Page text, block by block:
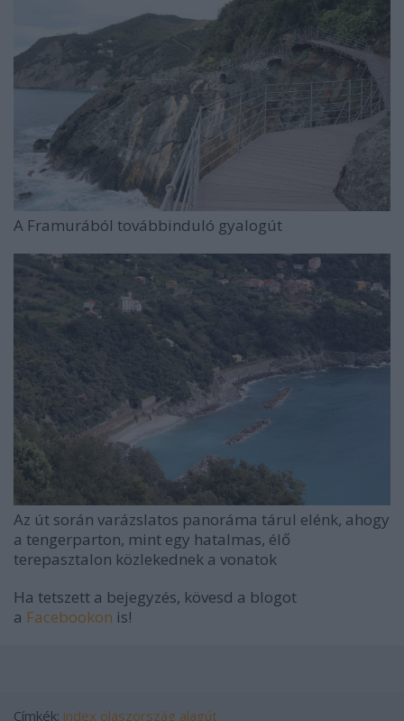
A Framurából továbbinduló gyalogút
Az út során varázslatos panoráma tárul elénk, ahogy
a tengerparton, mint egy hatalmas, élő
terepasztalon közlekednek a vonatok
Ha tetszett a bejegyzés, kövesd a blogot
a Facebookon is!
Címkék: index olaszország alagút